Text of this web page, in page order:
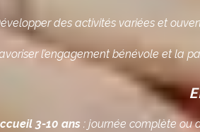
des activités variées et
l’engagement bénévole et la
3-10 ans : journée complète ou